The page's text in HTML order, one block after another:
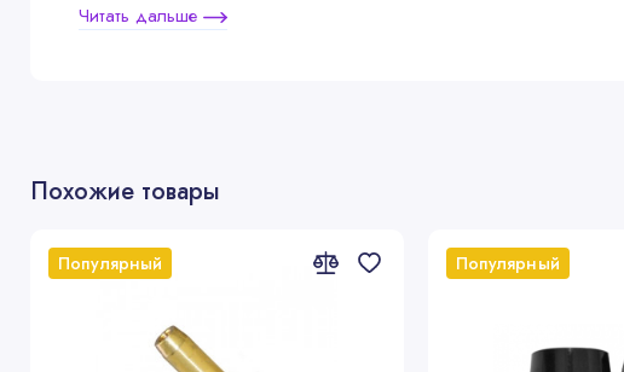
Читать дальше
Похожие товары
Популярный Популярный